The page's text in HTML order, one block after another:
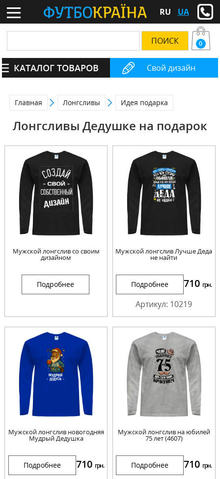
RU UA
Свой дизайн
0
КАТАЛОГ ТОВАРОВ
Главная Лонгсливы Идея подарка
Лонгсливы Дедушке на подарок
Мужской лонгслив со своим
дизайном
Подробнее
Мужской лонгслив Лучше Деда
не найти
Подробнее 710 грн.
Артикул: 10219
Мужской лонгслив новогодняя
Мудрый Дедушка
Подробнее 710 грн.
Мужской лонгслив на юбилей
75 лет (4607)
Подробнее 710 грн.